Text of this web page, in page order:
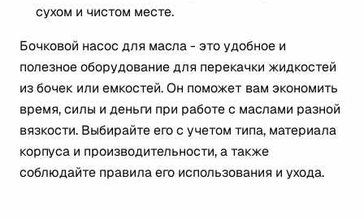
сухом и чистом месте.
Бочковой насос для масла - это удобное и
полезное оборудование для перекачки жидкостей
из бочек или емкостей. Он поможет вам экономить
время, силы и деньги при работе с маслами разной
вязкости. Выбирайте его с учетом типа, материала
корпуса и производительности, а также
соблюдайте правила его использования и ухода.